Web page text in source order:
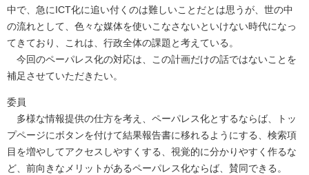
中で、急にICT化に追い付くのは難しいことだとは思うが、世の中
の流れとして、色々な媒体を使いこなさないといけない時代になっ
てきており、これは、行政全体の課題と考えている。
今回のペーパレス化の対応は、この計画だけの話ではないことを
補足させていただきたい。
委員
多様な情報提供の仕方を考え、ペーパレス化とするならば、トッ
プページにボタンを付けて結果報告書に移れるようにする、検索項
目を増やしてアクセスしやすくする、視覚的に分かりやすく作るな
ど、前向きなメリットがあるペーパレス化ならば、賛同できる。